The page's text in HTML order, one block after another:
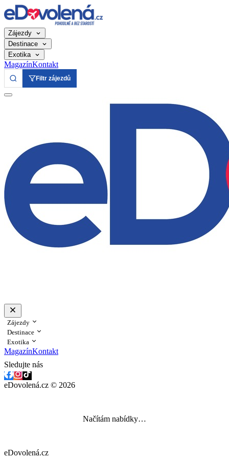
Zájezdy
Destinace
Exotika
MagazínKontakt
Filtr zájezdů
Zájezdy
Destinace
Exotika
MagazínKontakt
Sledujte nás
eDovolená.cz © 2026
Načítám nabídky…
eDovolená.cz